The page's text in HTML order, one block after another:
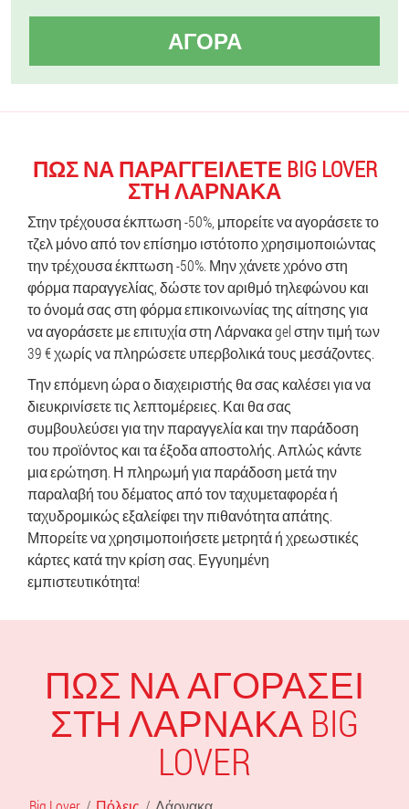
ΑΓΟΡΆ
ΠΏΣ ΝΑ ΠΑΡΑΓΓΕΊΛΕΤΕ BIG LOVER
ΣΤΗ ΛΆΡΝΑΚΑ
Στην τρέχουσα έκπτωση -50%, μπορείτε να αγοράσετε το
τζελ μόνο από τον επίσημο ιστότοπο χρησιμοποιώντας
την τρέχουσα έκπτωση -50%. Μην χάνετε χρόνο στη
φόρμα παραγγελίας, δώστε τον αριθμό τηλεφώνου και
το όνομά σας στη φόρμα επικοινωνίας της αίτησης για
να αγοράσετε με επιτυχία στη Λάρνακα gel στην τιμή των
39 € χωρίς να πληρώσετε υπερβολικά τους μεσάζοντες.
Την επόμενη ώρα ο διαχειριστής θα σας καλέσει για να
διευκρινίσετε τις λεπτομέρειες. Και θα σας
συμβουλεύσει για την παραγγελία και την παράδοση
του προϊόντος και τα έξοδα αποστολής. Απλώς κάντε
μια ερώτηση. Η πληρωμή για παράδοση μετά την
παραλαβή του δέματος από τον ταχυμεταφορέα ή
ταχυδρομικώς εξαλείφει την πιθανότητα απάτης.
Μπορείτε να χρησιμοποιήσετε μετρητά ή χρεωστικές
κάρτες κατά την κρίση σας. Εγγυημένη
εμπιστευτικότητα!
ΠΏΣ ΝΑ ΑΓΟΡΆΣΕΙ
ΣΤΗ ΛΆΡΝΑΚΑ BIG
LOVER